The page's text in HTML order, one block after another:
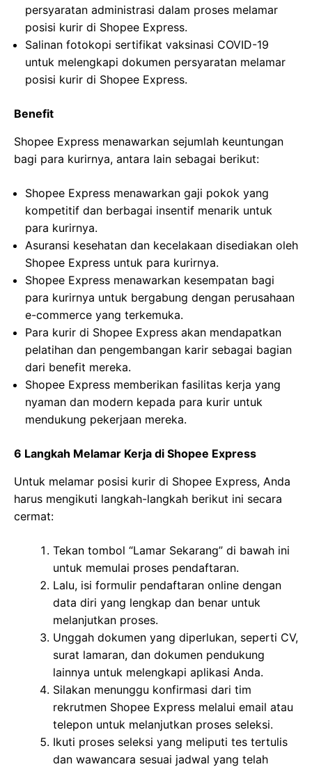
persyaratan administrasi dalam proses melamar
posisi kurir di Shopee Express.
Salinan fotokopi sertifikat vaksinasi COVID-19
untuk melengkapi dokumen persyaratan melamar
posisi kurir di Shopee Express.
Benefit
Shopee Express menawarkan sejumlah keuntungan
bagi para kurirnya, antara lain sebagai berikut:
Shopee Express menawarkan gaji pokok yang
kompetitif dan berbagai insentif menarik untuk
para kurirnya.
Asuransi kesehatan dan kecelakaan disediakan oleh
Shopee Express untuk para kurirnya.
Shopee Express menawarkan kesempatan bagi
para kurirnya untuk bergabung dengan perusahaan
e-commerce yang terkemuka.
Para kurir di Shopee Express akan mendapatkan
pelatihan dan pengembangan karir sebagai bagian
dari benefit mereka.
Shopee Express memberikan fasilitas kerja yang
nyaman dan modern kepada para kurir untuk
mendukung pekerjaan mereka.
6 Langkah Melamar Kerja di Shopee Express
Untuk melamar posisi kurir di Shopee Express, Anda
harus mengikuti langkah-langkah berikut ini secara
cermat:
Tekan tombol “Lamar Sekarang” di bawah ini
untuk memulai proses pendaftaran.
Lalu, isi formulir pendaftaran online dengan
data diri yang lengkap dan benar untuk
melanjutkan proses.
Unggah dokumen yang diperlukan, seperti CV,
surat lamaran, dan dokumen pendukung
lainnya untuk melengkapi aplikasi Anda.
Silakan menunggu konfirmasi dari tim
rekrutmen Shopee Express melalui email atau
telepon untuk melanjutkan proses seleksi.
Ikuti proses seleksi yang meliputi tes tertulis
dan wawancara sesuai jadwal yang telah